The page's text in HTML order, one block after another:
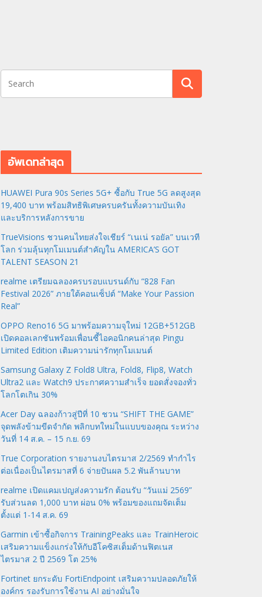
อัพเดทล่าสุด
HUAWEI Pura 90s Series 5G+ ซื้อกับ True 5G ลดสูงสุด
19,400 บาท พร้อมสิทธิพิเศษครบครันทั้งความบันเทิง
และบริการหลังการขาย
TrueVisions ชวนคนไทยส่งใจเชียร์ “เนเน่ รอยัล” บนเวที
โลก ร่วมลุ้นทุกโมเมนต์สำคัญใน AMERICA’S GOT
TALENT SEASON 21
realme เตรียมฉลองครบรอบแบรนด์กับ “828 Fan
Festival 2026” ภายใต้คอนเซ็ปต์ “Make Your Passion
Real”
OPPO Reno16 5G มาพร้อมความจุใหม่ 12GB+512GB
เปิดคอลเลกชันพร้อมเพื่อนซี้ไอคอนิกคนล่าสุด Pingu
Limited Edition เติมความน่ารักทุกโมเมนต์
Samsung Galaxy Z Fold8 Ultra, Fold8, Flip8, Watch
Ultra2 และ Watch9 ประกาศความสำเร็จ ยอดสั่งจองทั่ว
โลกโตเกิน 30%
Acer Day ฉลองก้าวสู่ปีที่ 10 ชวน “SHIFT THE GAME”
จุดพลังข้ามขีดจำกัด พลิกบทใหม่ในแบบของคุณ ระหว่าง
วันที่ 14 ส.ค. – 15 ก.ย. 69
True Corporation รายงานงบไตรมาส 2/2569 ทำกำไร
ต่อเนื่องเป็นไตรมาสที่ 6 จ่ายปันผล 5.2 พันล้านบาท
realme เปิดแคมเปญส่งความรัก ต้อนรับ “วันแม่ 2569”
รับส่วนลด 1,000 บาท ผ่อน 0% พร้อมของแถมจัดเต็ม
ตั้งแต่ 1-14 ส.ค. 69
Garmin เข้าซื้อกิจการ TrainingPeaks และ TrainHeroic
เสริมความแข็งแกร่งให้กับอีโคซิสเต็มด้านฟิตเนส
ไตรมาส 2 ปี 2569 โต 25%
Fortinet ยกระดับ FortiEndpoint เสริมความปลอดภัยให้
องค์กร รองรับการใช้งาน AI อย่างมั่นใจ